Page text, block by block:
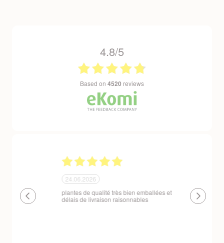
4.8/5
based on 4520 reviews
24.06.2026
plantes de qualité très bien emballées et
délais de livraison raisonnables
Un site que
réserve. La
livraison